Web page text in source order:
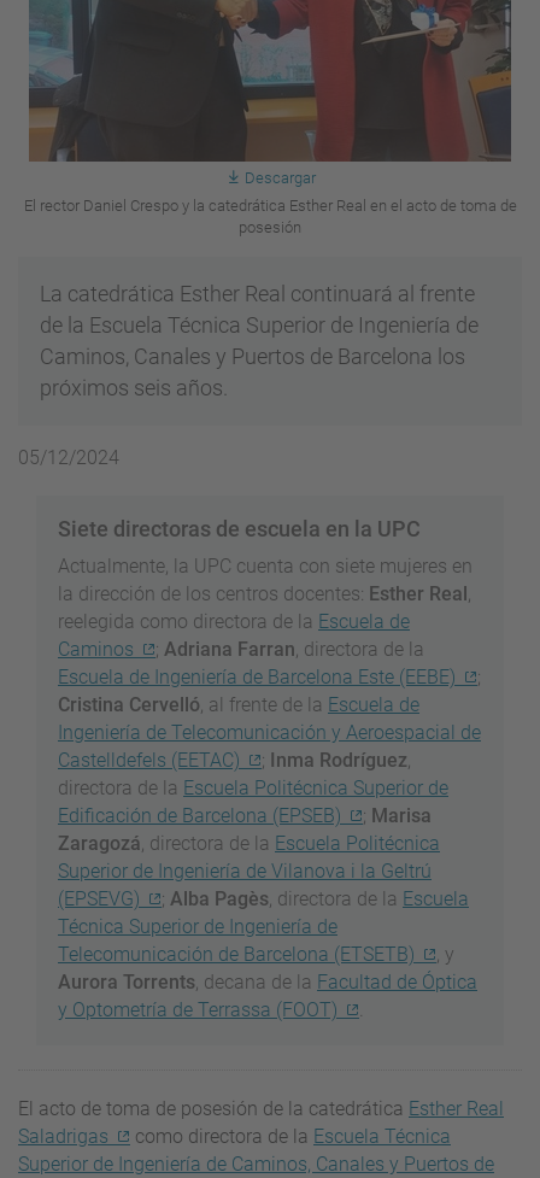
Descargar
El rector Daniel Crespo y la catedrática Esther Real en el acto de toma de
posesión
La catedrática Esther Real continuará al frente
de la Escuela Técnica Superior de Ingeniería de
Caminos, Canales y Puertos de Barcelona los
próximos seis años.
05/12/2024
Siete directoras de escuela en la UPC
Actualmente, la UPC cuenta con siete mujeres en
la dirección de los centros docentes: Esther Real ,
reelegida como directora de la Escuela de
Caminos
; Adriana Farran, directora de la
Escuela de Ingeniería de Barcelona Este (EEBE)
;
Cristina Cervelló, al frente de la Escuela de
Ingeniería de Telecomunicación y Aeroespacial de
Castelldefels (EETAC)
; Inma Rodríguez,
directora de la Escuela Politécnica Superior de
Edificación de Barcelona (EPSEB)
; Marisa
Zaragozá, directora de la Escuela Politécnica
Superior de Ingeniería de Vilanova i la Geltrú
(EPSEVG)
; Alba Pagès, directora de la Escuela
Técnica Superior de Ingeniería de
Telecomunicación de Barcelona (ETSETB)
, y
Aurora Torrents, decana de la Facultad de Óptica
y Optometría de Terrassa (FOOT)
.
El acto de toma de posesión de la catedrática Esther Real
Saladrigas
como directora de la Escuela Técnica
Superior de Ingeniería de Caminos, Canales y Puertos de